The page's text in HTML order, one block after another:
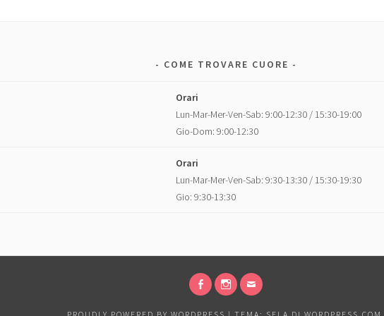
COME TROVARE CUORE
Orari
Lun-Mar-Mer-Ven-Sab: 9:00-12:30 / 15:30-19:00
Gio-Dom: 9:00-12:30
Orari
Lun-Mar-Mer-Ven-Sab: 9:30-13:30 / 15:30-19:30
Gio: 9:30-13:30